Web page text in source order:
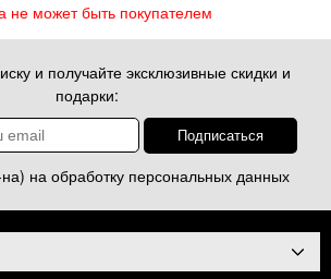
не может быть покупателем
и получайте эксклюзивные скидки и
подарки:
на обработку персональных данных